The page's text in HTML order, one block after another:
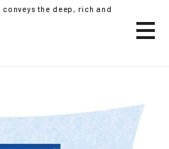
the deep, rich and